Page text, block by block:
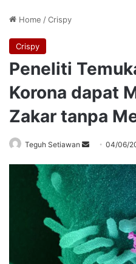
Home /Crispy
Crispy
Peneliti
Korona dapat
Zakar tanpa
Teguh Setiawan
Send
email
04/06/